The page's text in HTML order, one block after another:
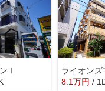
Ⅰ
8.1万円 /